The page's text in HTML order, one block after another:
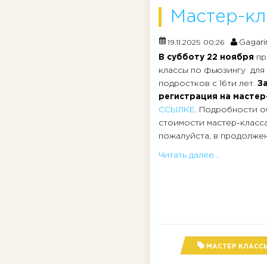
Мастер-
19.11.2025 00:26
В субботу 22 ноября
классы по фьюзингу для
подростков с 16ти лет.
регистрация на
ССЫЛКЕ. Подробности
стоимости мастер-
пожалуйста, в
Читать далее...
МАСТЕР